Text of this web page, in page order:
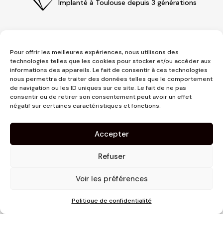
Pour offrir les meilleures expériences, nous utilisons des
technologies telles que les cookies pour stocker et/ou accéder aux
informations des appareils. Le fait de consentir à ces technologies
nous permettra de traiter des données telles que le comportement
de navigation ou les ID uniques sur ce site. Le fait de ne pas
consentir ou de retirer son consentement peut avoir un effet
négatif sur certaines caractéristiques et fonctions.
Accepter
Refuser
Voir les préférences
Politique de confidentialité
Implanté à Toulouse depuis 3 générations
3 place Jeanne d'Arc
31000 Toulouse
contact@pujolmaison.com
05 62 73 70 73